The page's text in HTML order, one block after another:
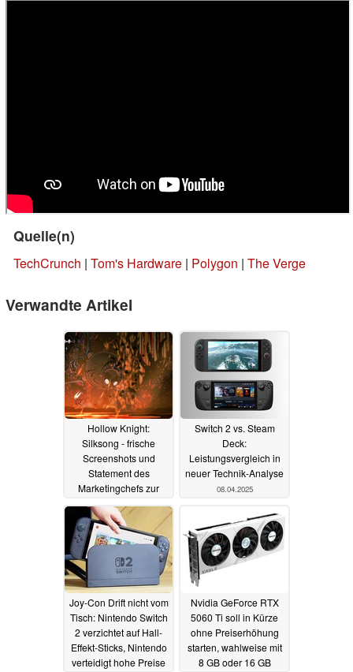
Quelle(n)
TechCrunch | Tom's Hardware | Polygon | The Verge
Verwandte Artikel
Hollow Knight:
Silksong - frische
Screenshots und
Statement des
Marketingchefs zur
08.04.2025
Switch 2 vs. Steam
Deck:
Leistungsvergleich in
neuer Technik-Analyse
08.04.2025
Joy-Con Drift nicht vom
Tisch: Nintendo Switch
2 verzichtet auf Hall-
Effekt-Sticks, Nintendo
verteidigt hohe Preise
Nvidia GeForce RTX
5060 Ti soll in Kürze
ohne Preiserhöhung
starten, wahlweise mit
8 GB oder 16 GB